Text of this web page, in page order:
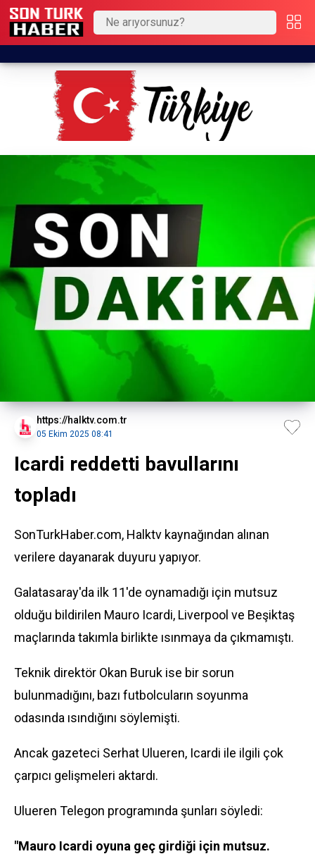
https://halktv.com.tr
05 Ekim 2025 08:41
Icardi reddetti bavullarını
topladı
SonTurkHaber.com, Halktv kaynağından alınan
verilere dayanarak duyuru yapıyor.
Galatasaray'da ilk 11'de oynamadığı için mutsuz
olduğu bildirilen Mauro Icardi, Liverpool ve Beşiktaş
maçlarında takımla birlikte ısınmaya da çıkmamıştı.
Teknik direktör Okan Buruk ise bir sorun
bulunmadığını, bazı futbolcuların soyunma
odasında ısındığını söylemişti.
Ancak gazeteci Serhat Ulueren, Icardi ile ilgili çok
çarpıcı gelişmeleri aktardı.
Ulueren Telegon programında şunları söyledi:
"Mauro Icardi oyuna geç girdiği için mutsuz.